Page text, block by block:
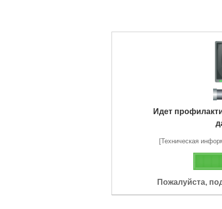
Идет
[Техническая
Пожалуйста,